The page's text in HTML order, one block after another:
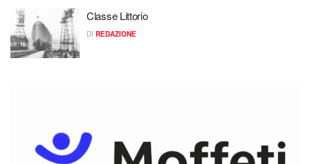
Classe Littorio
DI REDAZIONE